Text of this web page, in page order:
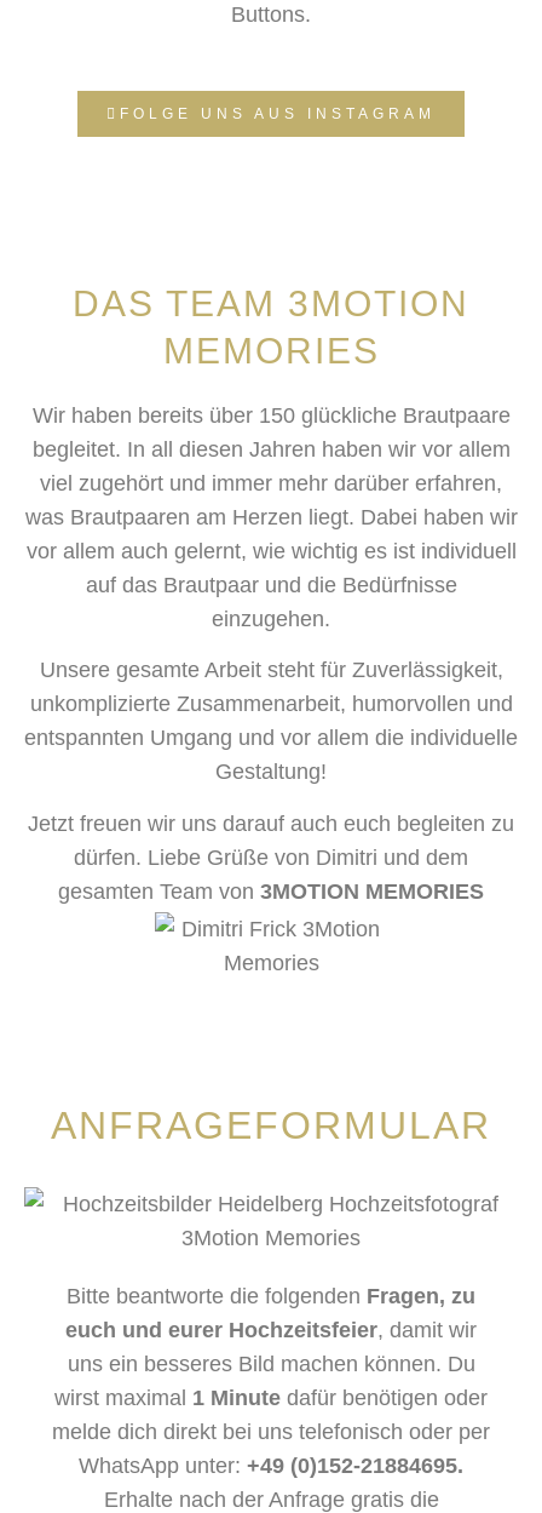
Buttons.
FOLGE UNS AUS INSTAGRAM
DAS TEAM 3MOTION
MEMORIES
Wir haben bereits über 150 glückliche Brautpaare
begleitet. In all diesen Jahren haben wir vor allem
viel zugehört und immer mehr darüber erfahren,
was Brautpaaren am Herzen liegt. Dabei haben wir
vor allem auch gelernt, wie wichtig es ist individuell
auf das Brautpaar und die Bedürfnisse
einzugehen.
Unsere gesamte Arbeit steht für Zuverlässigkeit,
unkomplizierte Zusammenarbeit, humorvollen und
entspannten Umgang und vor allem die individuelle
Gestaltung!
Jetzt freuen wir uns darauf auch euch begleiten zu
dürfen. Liebe Grüße von Dimitri und dem
gesamten Team von 3MOTION MEMORIES
ANFRAGEFORMULAR
Bitte beantworte die folgenden Fragen, zu
euch und eurer Hochzeitsfeier, damit wir
uns ein besseres Bild machen können. Du
wirst maximal 1 Minute dafür benötigen oder
melde dich direkt bei uns telefonisch oder per
WhatsApp unter: +49 (0)152-21884695.
Erhalte nach der Anfrage gratis die